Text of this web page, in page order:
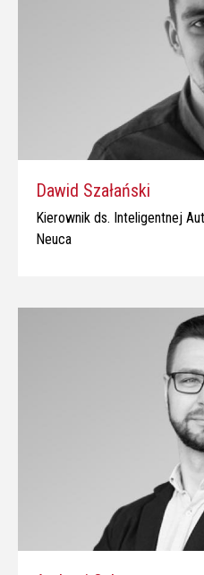
Dawid Szałański
Kierownik ds. Inteligentnej
Neuca